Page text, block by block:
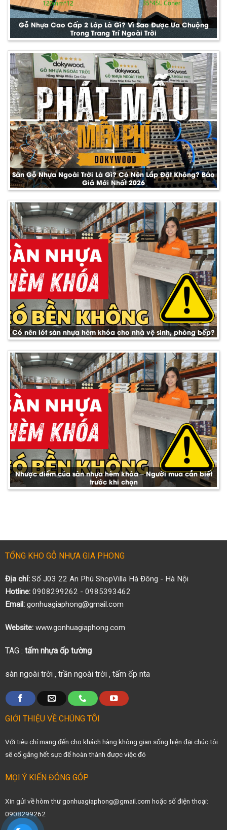
Gỗ Nhựa Cao Cấp 2 Lớp Là Gì? Vì Sao Được Ưa Chuộng
Trong Trang Trí Ngoài Trời
Sàn Gỗ Nhựa Ngoài Trời Là Gì? Có Nên Lắp Đặt Không? Báo
Giá Mới Nhất 2026
Có nên lót sàn nhựa hèm khóa cho nhà vệ sinh, phòng bếp?
Nhược điểm của sàn nhựa hèm khóa – Người mua cần biết
trước khi chọn
TỔNG KHO GỖ NHỰA GIA PHONG
Địa chỉ:Số J03 22 An Phú ShopVilla Hà Đông - Hà Nội
Hotline:0908299262 - 0985393462
Email:gonhuagiaphong@gmail.com
Website:www.gonhuagiaphong.com
TAG : tấm nhựa ốp tường
sàn ngoài trời, trần ngoài trời, tấm ốp nta
GIỚI THIỆU VỀ CHÚNG TÔI
Với tiêu chí mang đến cho khách hàng không gian sống hiện đại chúc tôi
sẽ cố gắng hết sực để hoàn thành được việc đó
MỌI Ý KIẾN ĐÓNG GÓP
Xin gửi về hòm thư gonhuagiaphong@gmail.com hoặc số điện thoại:
0908299262